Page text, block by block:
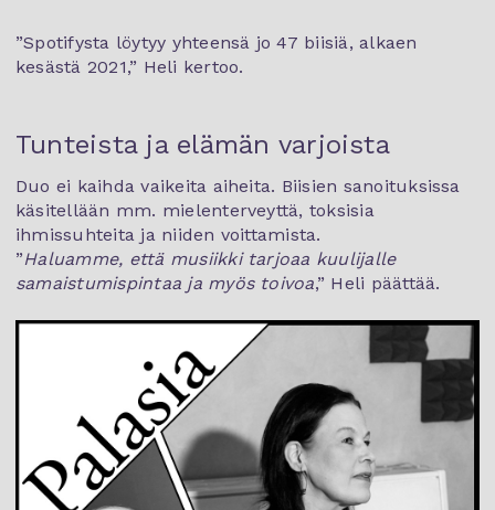
”Spotifysta löytyy yhteensä jo 47 biisiä, alkaen
kesästä 2021,” Heli kertoo.
Tunteista ja elämän varjoista
Duo ei kaihda vaikeita aiheita. Biisien sanoituksissa
käsitellään mm. mielenterveyttä, toksisia
ihmissuhteita ja niiden voittamista.
”Haluamme, että musiikki tarjoaa kuulijalle
samaistumispintaa ja myös toivoa,” Heli päättää.